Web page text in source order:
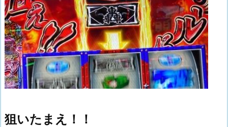
狙いたまえ！！